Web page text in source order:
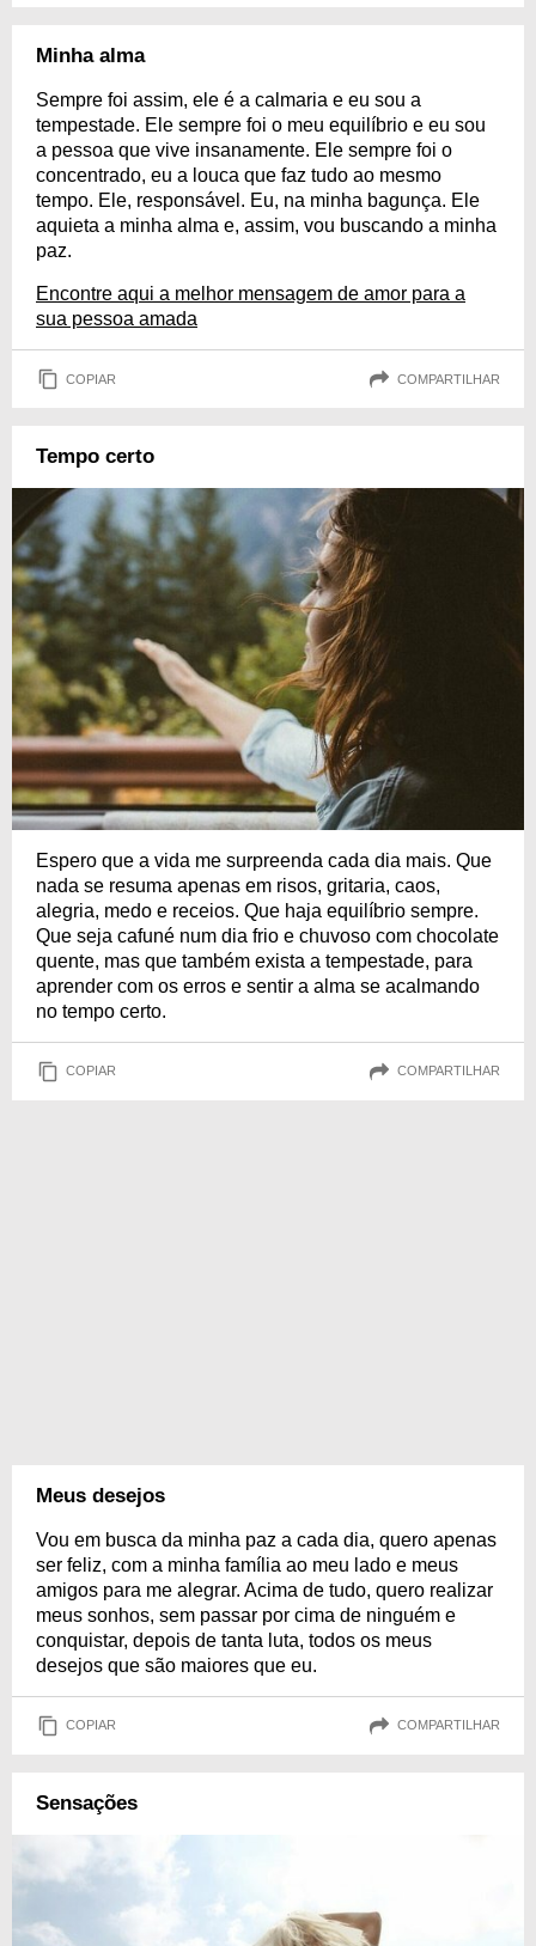
Minha alma
Sempre foi assim, ele é a calmaria e eu sou a
tempestade. Ele sempre foi o meu equilíbrio e eu sou
a pessoa que vive insanamente. Ele sempre foi o
concentrado, eu a louca que faz tudo ao mesmo
tempo. Ele, responsável. Eu, na minha bagunça. Ele
aquieta a minha alma e, assim, vou buscando a minha
paz.
Encontre aqui a melhor mensagem de amor para a
sua pessoa amada
COPIAR COMPARTILHAR
Tempo certo
Espero que a vida me surpreenda cada dia mais. Que
nada se resuma apenas em risos, gritaria, caos,
alegria, medo e receios. Que haja equilíbrio sempre.
Que seja cafuné num dia frio e chuvoso com chocolate
quente, mas que também exista a tempestade, para
aprender com os erros e sentir a alma se acalmando
no tempo certo.
COPIAR COMPARTILHAR
Meus desejos
Vou em busca da minha paz a cada dia, quero apenas
ser feliz, com a minha família ao meu lado e meus
amigos para me alegrar. Acima de tudo, quero realizar
meus sonhos, sem passar por cima de ninguém e
conquistar, depois de tanta luta, todos os meus
desejos que são maiores que eu.
COPIAR COMPARTILHAR
Sensações